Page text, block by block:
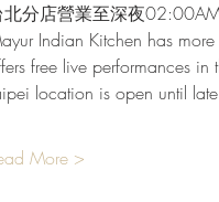
北分店營業至深夜
Indian Kitchen has
free live performances
location is open until
More >